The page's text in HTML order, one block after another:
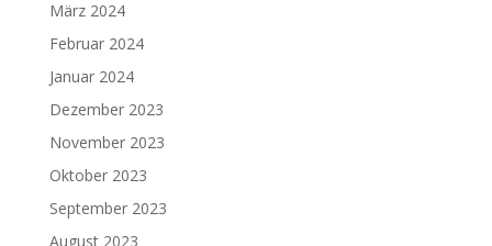
März 2024
Februar 2024
Januar 2024
Dezember 2023
November 2023
Oktober 2023
September 2023
August 2023